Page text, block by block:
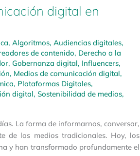
digital en
, Algoritmos, Audiencias digitales,
de contenido, Derecho a la
, Gobernanza digital, Influencers,
, Medios de comunicación digital,
, Plataformas Digitales,
digital, Sostenibilidad de medios,
La forma de informarnos, conversar,
de los medios tradicionales. Hoy, los
y han transformado profundamente el